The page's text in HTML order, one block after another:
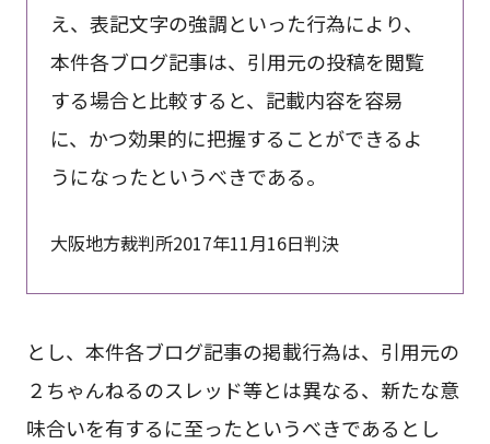
え、表記文字の強調といった行為により、
本件各ブログ記事は、引用元の投稿を閲覧
する場合と比較すると、記載内容を容易
に、かつ効果的に把握することができるよ
うになったというべきである。
大阪地方裁判所2017年11月16日判決
とし、本件各ブログ記事の掲載行為は、引用元の
２ちゃんねるのスレッド等とは異なる、新たな意
味合いを有するに至ったというべきであるとし